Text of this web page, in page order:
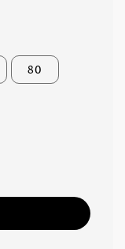
80